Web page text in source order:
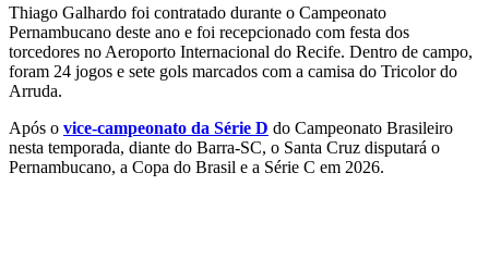
Thiago Galhardo foi contratado durante o Campeonato
Pernambucano deste ano e foi recepcionado com festa dos
torcedores no Aeroporto Internacional do Recife. Dentro de campo,
foram 24 jogos e sete gols marcados com a camisa do Tricolor do
Arruda.
Após o vice-campeonato da Série D do Campeonato Brasileiro
nesta temporada, diante do Barra-SC, o Santa Cruz disputará o
Pernambucano, a Copa do Brasil e a Série C em 2026.